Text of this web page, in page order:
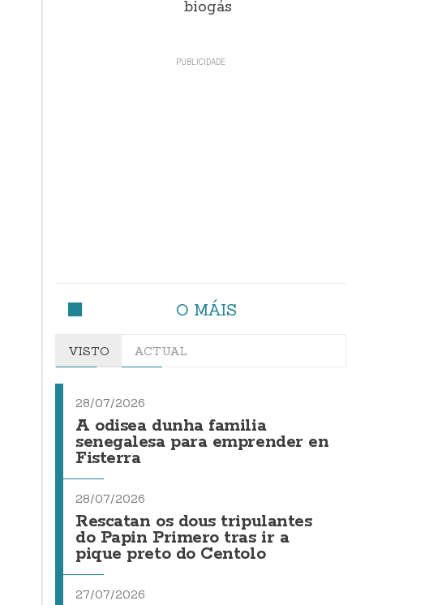
biogás
O MÁIS
VISTO ACTUAL
28/07/2026
A odisea dunha familia
senegalesa para emprender en
Fisterra
28/07/2026
Rescatan os dous tripulantes
do Papin Primero tras ir a
pique preto do Centolo
27/07/2026